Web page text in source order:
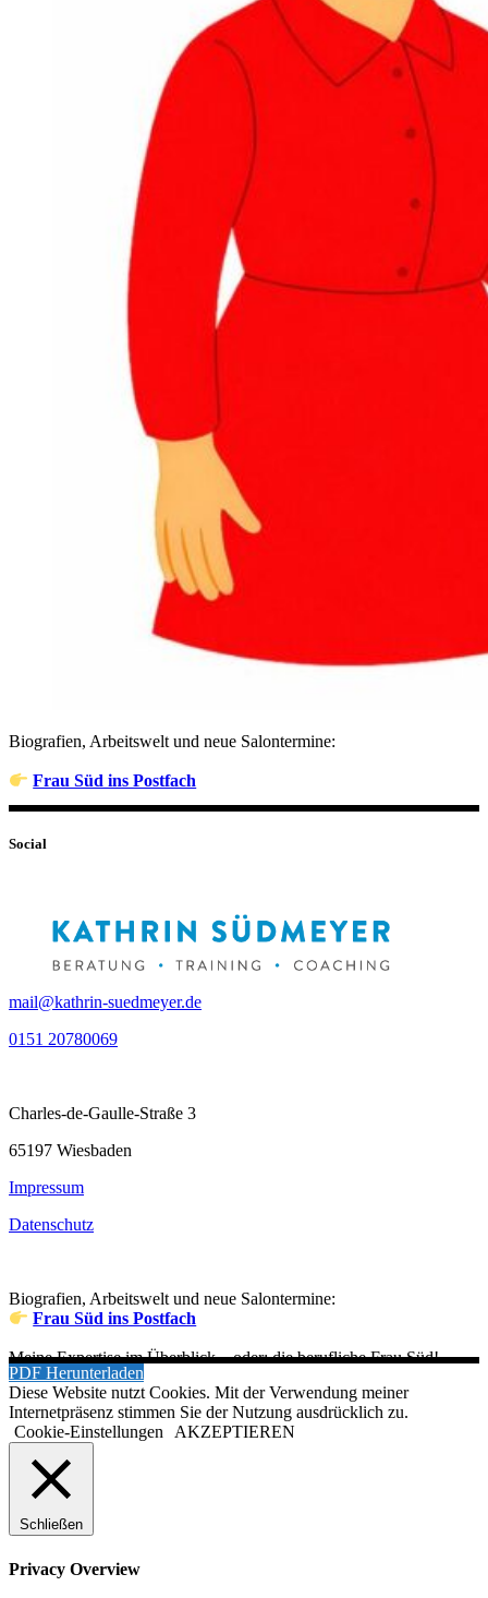
Biografien, Arbeitswelt und neue Salontermine:
Frau Süd ins Postfach
Social
mail@kathrin-suedmeyer.de
0151 20780069
Charles-de-Gaulle-Straße 3
65197 Wiesbaden
Impressum
Datenschutz
Biografien, Arbeitswelt und neue Salontermine:
Frau Süd ins Postfach
Meine Expertise im Überblick – oder: die berufliche Frau Süd!
PDF Herunterladen
Diese Website nutzt Cookies. Mit der Verwendung meiner
Internetpräsenz stimmen Sie der Nutzung ausdrücklich zu.
Cookie-Einstellungen
AKZEPTIEREN
Schließen
Privacy Overview